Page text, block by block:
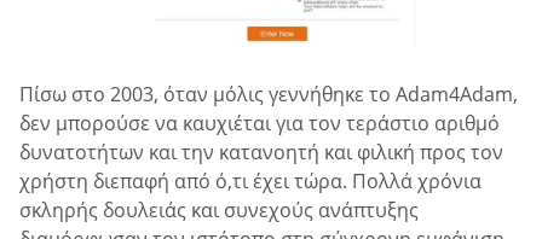
Πίσω στο 2003, όταν μόλις γεννήθηκε το Adam4Adam,
δεν μπορούσε να καυχιέται για τον τεράστιο αριθμό
δυνατοτήτων και την κατανοητή και φιλική προς τον
χρήστη διεπαφή από ό,τι έχει τώρα. Πολλά χρόνια
σκληρής δουλειάς και συνεχούς ανάπτυξης